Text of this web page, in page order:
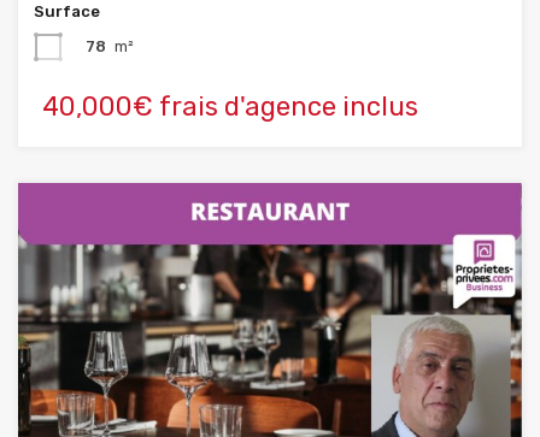
Surface
78 m²
40,000€ frais d'agence inclus